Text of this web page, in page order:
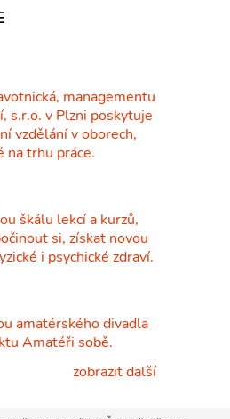
managementu
s.r.o. v Plzni poskytuje
vzdělání v oborech,
na trhu práce.
škálu lekcí a kurzů,
si, získat novou
i psychické zdraví.
amatérského divadla
Amatéři sobě.
zobrazit další